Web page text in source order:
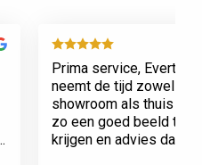
Prima service, Evert
neemt de tijd zowel in
showroom als thuis om
zo een goed beeld te
krijgen en advies daarop